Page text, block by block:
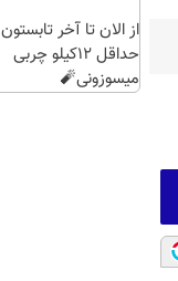
از الان تا آخر تابستون
حداقل 12کیلو چربی
میسوزونی🧨